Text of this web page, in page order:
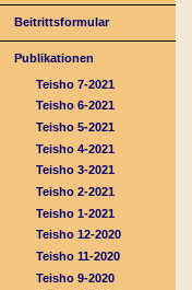
Beitrittsformular
Publikationen
Teisho 7-2021
Teisho 6-2021
Teisho 5-2021
Teisho 4-2021
Teisho 3-2021
Teisho 2-2021
Teisho 1-2021
Teisho 12-2020
Teisho 11-2020
Teisho 9-2020